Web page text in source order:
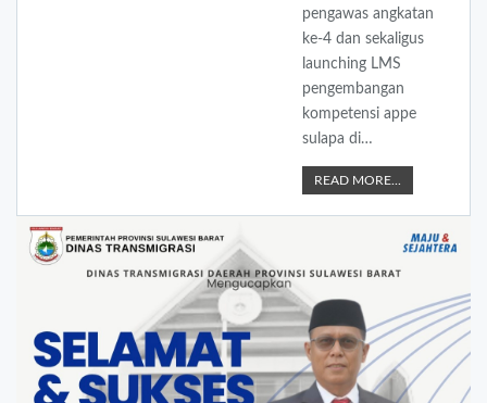
pengawas angkatan
ke-4 dan sekaligus
launching LMS
pengembangan
kompetensi appe
sulapa di…
READ MORE...